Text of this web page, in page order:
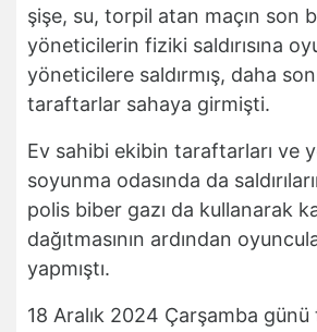
şişe, su, torpil atan maçın son
yöneticilerin fiziki saldırısına
yöneticilere saldırmış, daha
taraftarlar sahaya girmişti.
Ev sahibi ekibin taraftarları ve
soyunma odasında da
polis biber gazı da kullanarak
dağıtmasının ardından
yapmıştı.
18 Aralık 2024 Çarşamba